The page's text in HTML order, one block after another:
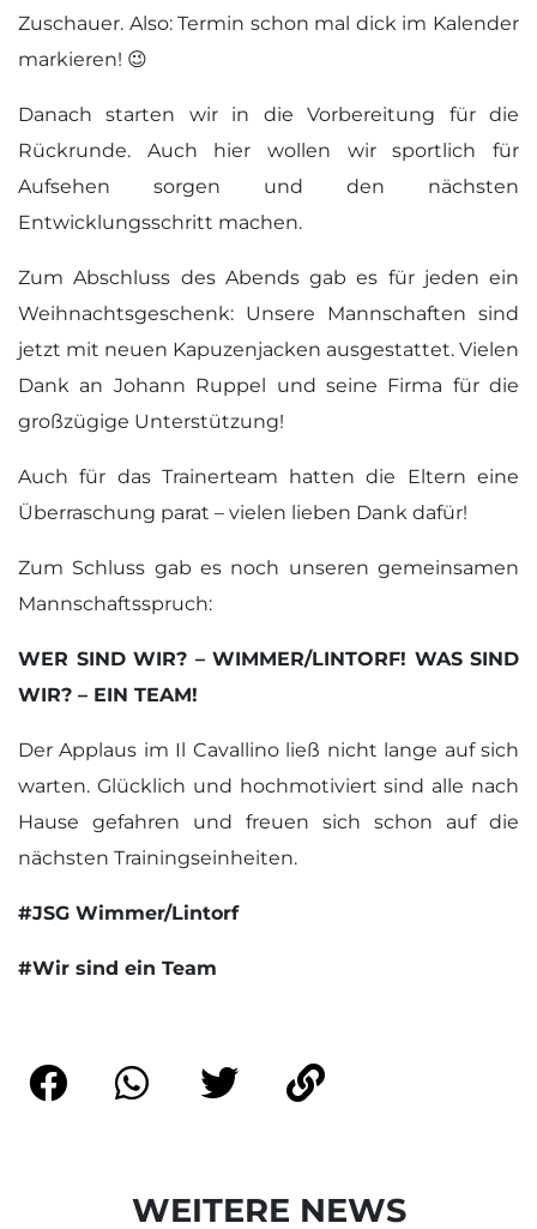
Zuschauer. Also: Termin schon mal dick im Kalender
markieren! 😉
Danach starten wir in die Vorbereitung für die
Rückrunde. Auch hier wollen wir sportlich für
Aufsehen sorgen und den nächsten
Entwicklungsschritt machen.
Zum Abschluss des Abends gab es für jeden ein
Weihnachtsgeschenk: Unsere Mannschaften sind
jetzt mit neuen Kapuzenjacken ausgestattet. Vielen
Dank an Johann Ruppel und seine Firma für die
großzügige Unterstützung!
Auch für das Trainerteam hatten die Eltern eine
Überraschung parat – vielen lieben Dank dafür!
Zum Schluss gab es noch unseren gemeinsamen
Mannschaftsspruch:
WER SIND WIR? – WIMMER/LINTORF! WAS SIND
WIR? – EIN TEAM!
Der Applaus im Il Cavallino ließ nicht lange auf sich
warten. Glücklich und hochmotiviert sind alle nach
Hause gefahren und freuen sich schon auf die
nächsten Trainingseinheiten.
#JSG Wimmer/Lintorf
#Wir sind ein Team
WEITERE NEWS